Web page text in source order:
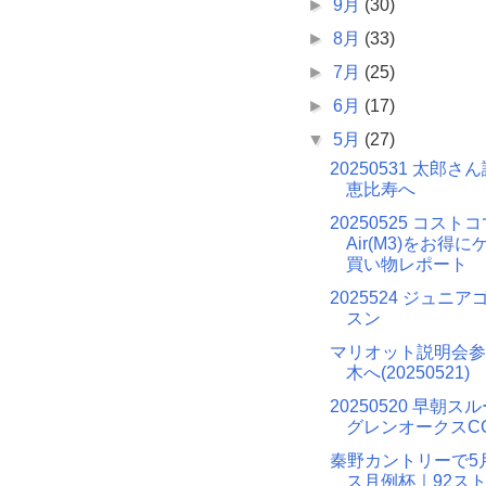
►9月 (30)
►8月 (33)
►7月 (25)
►6月 (17)
▼5月 (27)
20250531 太郎さ
恵比寿へ
20250525 コスト
Air(M3)をお得に
買い物レポート
2025524 ジュニア
スン
マリオット説明会
木へ(20250521)
20250520 早朝ス
グレンオークス
秦野カントリーで5
ス月例杯｜92ス